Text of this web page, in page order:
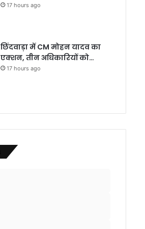
17 hours ago
छिंदवाड़ा में CM मोहन यादव का
एक्शन, तीन अधिकारियों को…
17 hours ago